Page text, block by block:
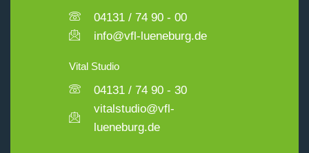
04131 / 74 90 - 00
info@vfl-lueneburg.de
Vital Studio
04131 / 74 90 - 30
vitalstudio@vfl-
lueneburg.de